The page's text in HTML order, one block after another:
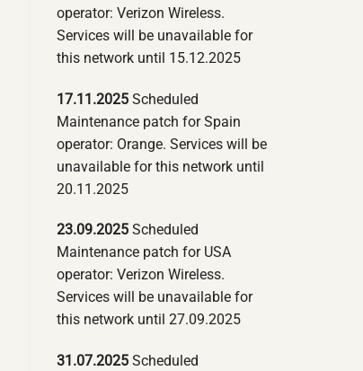
operator: Verizon Wireless.
Services will be unavailable for
this network until 15.12.2025
17.11.2025 Scheduled
Maintenance patch for Spain
operator: Orange. Services will be
unavailable for this network until
20.11.2025
23.09.2025 Scheduled
Maintenance patch for USA
operator: Verizon Wireless.
Services will be unavailable for
this network until 27.09.2025
31.07.2025 Scheduled